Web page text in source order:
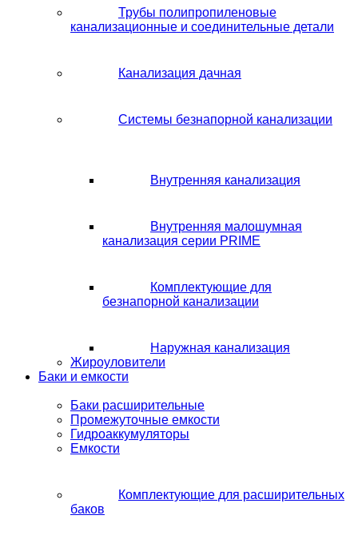
Трубы полипропиленовые
канализационные и соединительные детали
Канализация дачная
Системы безнапорной канализации
Внутренняя канализация
Внутренняя малошумная
канализация серии PRIME
Комплектующие для
безнапорной канализации
Наружная канализация
Жироуловители
Баки и емкости
Баки расширительные
Промежуточные емкости
Гидроаккумуляторы
Емкости
Комплектующие для расширительных
баков